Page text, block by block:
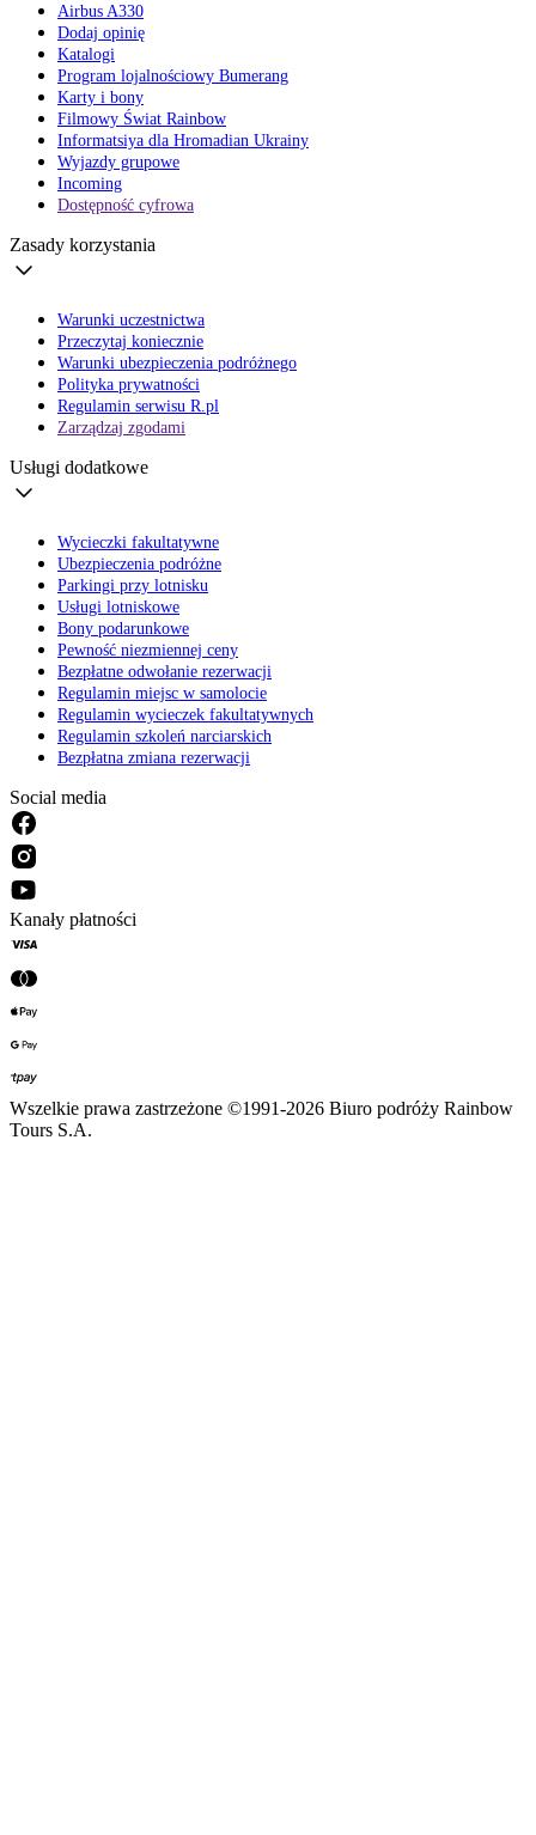
Airbus A330
Dodaj opinię
Katalogi
Program lojalnościowy Bumerang
Karty i bony
Filmowy Świat Rainbow
Informatsiya dla Hromadian Ukrainy
Wyjazdy grupowe
Incoming
Dostępność cyfrowa
Zasady korzystania
Warunki uczestnictwa
Przeczytaj koniecznie
Warunki ubezpieczenia podróżnego
Polityka prywatności
Regulamin serwisu R.pl
Zarządzaj zgodami
Usługi dodatkowe
Wycieczki fakultatywne
Ubezpieczenia podróżne
Parkingi przy lotnisku
Usługi lotniskowe
Bony podarunkowe
Pewność niezmiennej ceny
Bezpłatne odwołanie rezerwacji
Regulamin miejsc w samolocie
Regulamin wycieczek fakultatywnych
Regulamin szkoleń narciarskich
Bezpłatna zmiana rezerwacji
Social media
Kanały płatności
Wszelkie prawa zastrzeżone ©1991-2026 Biuro podróży Rainbow
Tours S.A.